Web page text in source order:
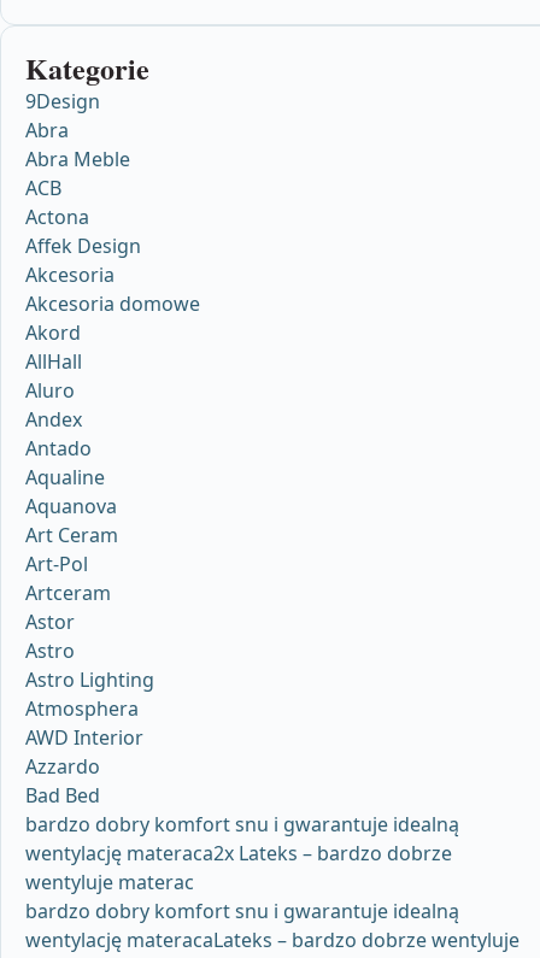
Kategorie
9Design
Abra
Abra Meble
ACB
Actona
Affek Design
Akcesoria
Akcesoria domowe
Akord
AllHall
Aluro
Andex
Antado
Aqualine
Aquanova
Art Ceram
Art-Pol
Artceram
Astor
Astro
Astro Lighting
Atmosphera
AWD Interior
Azzardo
Bad Bed
bardzo dobry komfort snu i gwarantuje idealną
wentylację materaca2x Lateks – bardzo dobrze
wentyluje materac
bardzo dobry komfort snu i gwarantuje idealną
wentylację materacaLateks – bardzo dobrze wentyluje